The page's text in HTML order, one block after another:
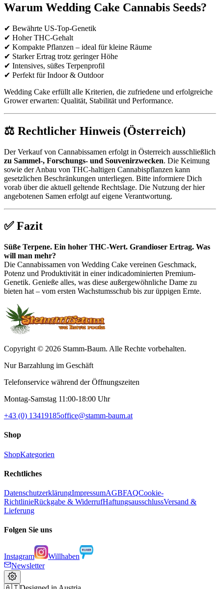
Warum Wedding Cake Cannabis Seeds?
✔ Bewährte US-Top-Genetik
✔ Hoher THC-Gehalt
✔ Kompakte Pflanzen – ideal für kleine Räume
✔ Starker Ertrag trotz geringer Höhe
✔ Intensives, süßes Terpenprofil
✔ Perfekt für Indoor & Outdoor
Wedding Cake erfüllt alle Kriterien, die zufriedene und erfolgreiche
Grower erwarten: Qualität, Stabilität und Performance.
⚖ Rechtlicher Hinweis (Österreich)
Der Verkauf von Cannabissamen erfolgt in Österreich ausschließlich
zu Sammel-, Forschungs- und Souvenirzwecken. Die Keimung
sowie der Anbau von THC-haltigen Cannabispflanzen kann
gesetzlichen Beschränkungen unterliegen. Bitte informiere Dich
vorab über die aktuell geltende Rechtslage. Die Nutzung der hier
angebotenen Samen erfolgt auf eigene Verantwortung.
✅ Fazit
Süße Terpene. Ein hoher THC-Wert. Grandioser Ertrag. Was
will man mehr?
Die Cannabissamen von Wedding Cake vereinen Geschmack,
Potenz und Produktivität in einer indicadominierten Premium-
Genetik. Genieße alles, was diese außergewöhnliche Dame zu
bieten hat – vom ersten Wachstumsschub bis zur üppigen Ernte.
Copyright © 2026 Stamm-Baum. Alle Rechte vorbehalten.
Nur Barzahlung im Geschäft
Telefonservice während der Öffnungszeiten
Montag-Samstag 11:00-18:00 Uhr
+43 (0) 13419185office@stamm-baum.at
Shop
ShopKategorien
Rechtliches
DatenschutzerklärungImpressumAGBFAQCookie-
RichtlinieRückgabe & WiderrufHaftungsausschlussVersand &
Lieferung
Folgen Sie uns
Instagram
Willhaben
Newsletter